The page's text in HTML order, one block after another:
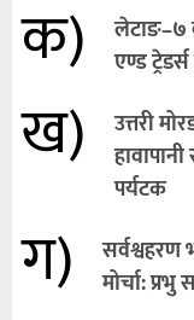
क)
लेटाङ–७
एण्ड
ख)
उत्तरी
पर्यटक
ग)
सर्वश्वहरण
मोर्चा: प्रभु